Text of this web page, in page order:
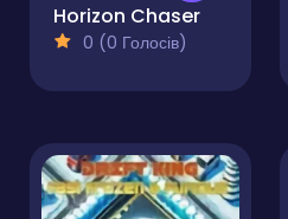
Horizon Chaser
0 (0 Голосів)